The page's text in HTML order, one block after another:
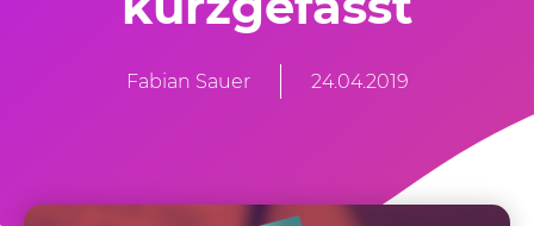
Fabian Sauer 24.04.2019